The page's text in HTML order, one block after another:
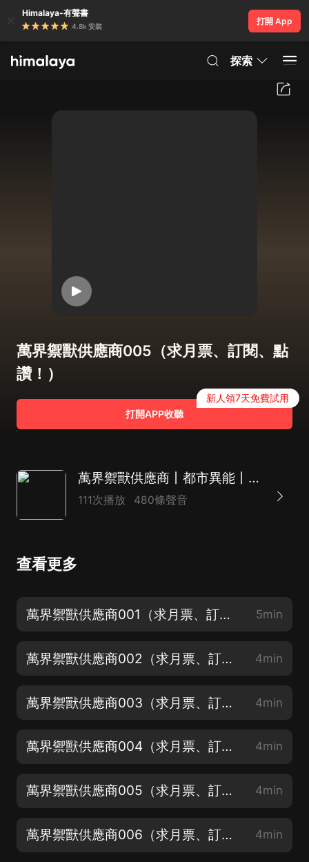
Himalaya-有聲書
4.8k 安裝
打開 App
探索
萬界禦獸供應商005（求月票、訂閱、點
讚！）
打開APP收聽
新人領7天免費試用
萬界禦獸供應商丨都市異能丨爆笑爽文丨異世界【多播】
111次播放 480條聲音
查看更多
萬界禦獸供應商001（求月票、訂閱、點讚！） 5min
萬界禦獸供應商002（求月票、訂閱、點讚！） 4min
萬界禦獸供應商003（求月票、訂閱、點讚！） 4min
萬界禦獸供應商004（求月票、訂閱、點讚！） 4min
萬界禦獸供應商005（求月票、訂閱、點讚！） 4min
萬界禦獸供應商006（求月票、訂閱、點讚！） 4min